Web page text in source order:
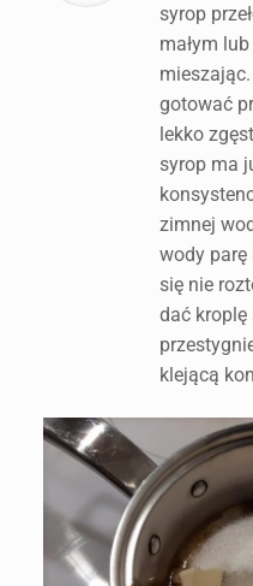
syrop
małym
gotować
lekko
syrop ma
zimnej
wody parę
się nie
dać kroplę
klejącą